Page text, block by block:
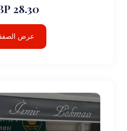
28.30 GBP
عرض